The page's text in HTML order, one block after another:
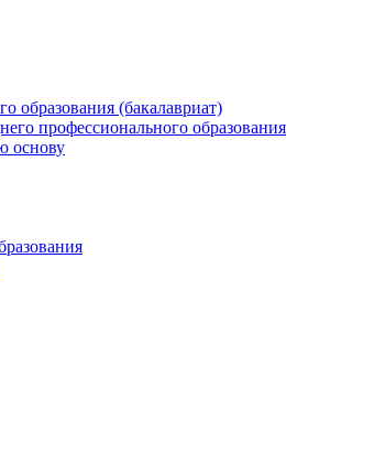
образования (бакалавриат)
профессионального образования
основу